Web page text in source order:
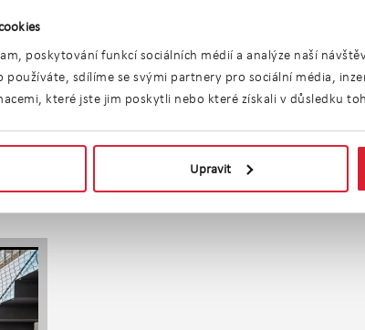
poskytování funkcí sociálních médií a analýze naší
používáte, sdílíme se svými partnery pro sociální média,
které jste jim poskytli nebo které získali v důsledku
Upravit
atypických,
Nejdražší